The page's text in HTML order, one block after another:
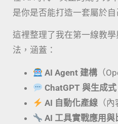
是你是否能打造一套屬於自
這裡整理了我在第一線教
法，涵蓋：
AI Agent 建構 （
ChatGPT 與生成
AI 自動化產線 （
AI 工具實戰應用與